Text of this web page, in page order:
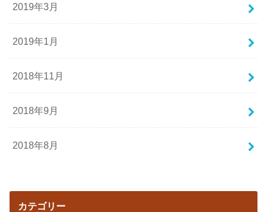
2019年3月
2019年1月
2018年11月
2018年9月
2018年8月
カテゴリー